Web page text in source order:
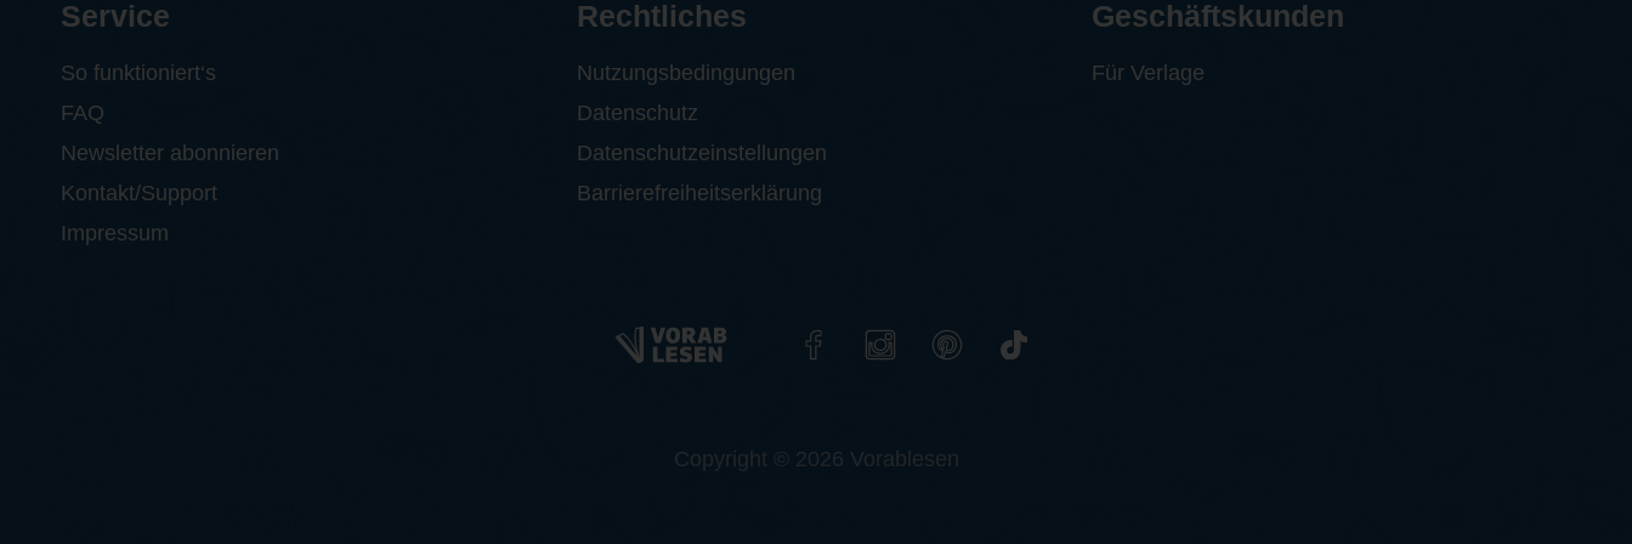
Service
So funktioniert‘s
FAQ
Newsletter abonnieren
Kontakt/Support
Impressum
Rechtliches
Nutzungsbedingungen
Datenschutz
Datenschutzeinstellungen
Barrierefreiheitserklärung
Geschäftskunden
Für Verlage
Copyright © 2026 Vorablesen